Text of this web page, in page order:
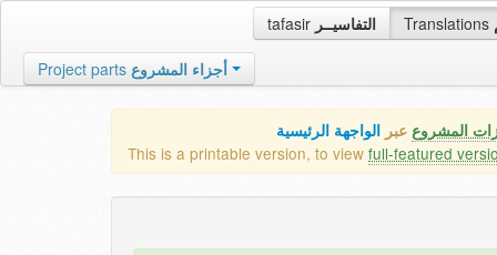
tafasir التفاسيــر Translations
Project parts أجزاء المشروع
المشروع عبر الواجهة الرئيسية
This is a printable version, to view full-featured